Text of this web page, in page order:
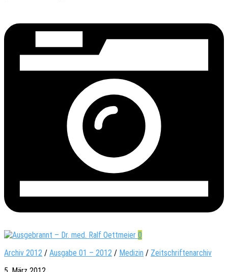
0
Archiv 2012 / Ausgabe 01 – 2012 / Medizin / Zeitschriftenarchiv